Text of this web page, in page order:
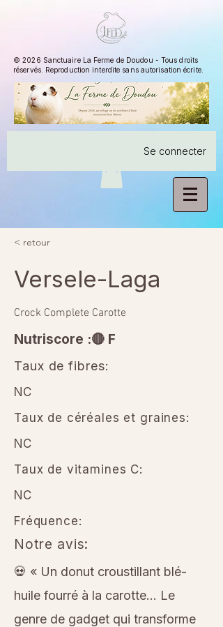
© 2026 Sanctuaire La Ferme de Doudou - Tous droits
réservés. Reproduction interdite sans autorisation écrite.
Se connecter
< retour
Versele-Laga
Crock Complete Carotte
Nutriscore :🔴 F
Taux de fibres:
NC
Taux de céréales et graines:
NC
Taux de vitamines C:
NC
Fréquence:
Notre avis:
💀 « Un donut croustillant blé-
huile fourré à la carotte… Le
genre de gadget qui transforme